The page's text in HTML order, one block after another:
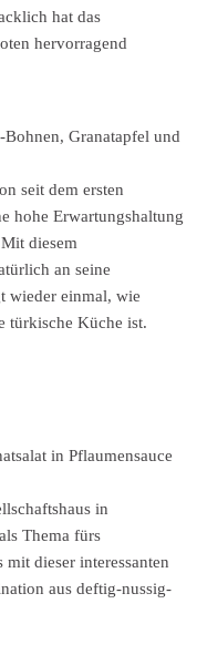
hat das
hervorragend
Granatapfel und
seit dem ersten
hohe Erwartungshaltung
diesem
an seine
wieder einmal, wie
türkische Küche ist.
in Pflaumensauce
in
Thema fürs
dieser interessanten
aus deftig-nussig-